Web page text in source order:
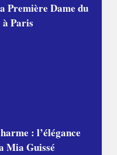
Première Dame du
à Paris
: l’élégance
Mia Guissé